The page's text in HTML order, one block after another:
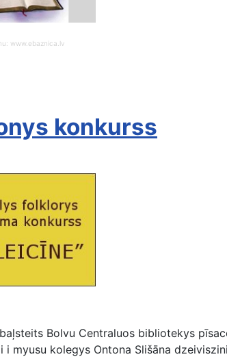
www.ebaznica.lv
konkurss
Bolvu Centraluos bibliotekys
myusu kolegys Ontona Slišāna